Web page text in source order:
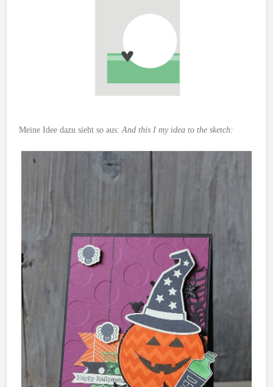
Meine Idee dazu sieht so aus:And this I my idea to the sketch: